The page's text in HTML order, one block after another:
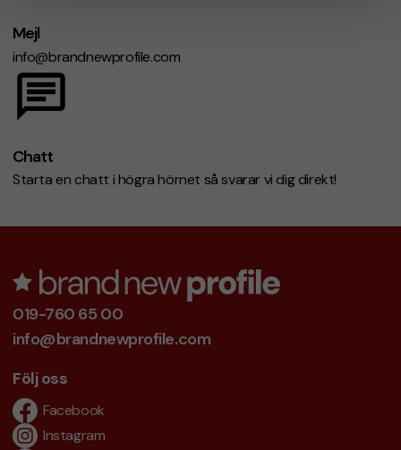
Mejl
info@brandnewprofile.com
Chatt
Starta en chatt i högra hörnet så svarar vi dig direkt!
019-760 65 00
info@brandnewprofile.com
Följ oss
Facebook
Instagram